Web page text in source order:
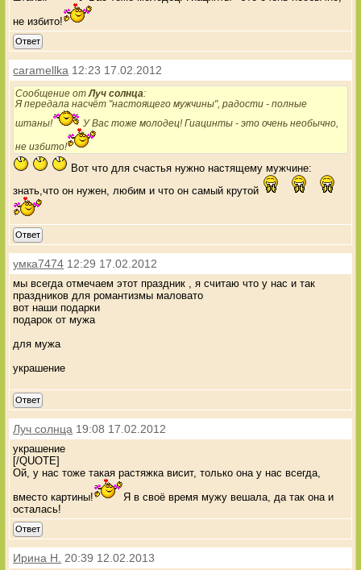
не избито!
Ответ
caramellka 12:23 17.02.2012
Сообщение отЛуч солнца:
Я передала насчёт "настоящего мужчины", радости - полные
штаны!
У Вас тоже молодец! Гиацинты - это очень необычно,
не избито!
Вот что для счастья нужно настящему мужчине:
знать,что он нужен, любим и что он самый крутой
Ответ
умка7474 12:29 17.02.2012
мы всегда отмечаем этот праздник , я считаю что у нас и так
праздников для романтизмы маловато
вот наши подарки
подарок от мужа
для мужа
украшение
Ответ
Луч солнца 19:08 17.02.2012
украшение
[/QUOTE]
Ой, у нас тоже такая растяжка висит, только она у нас всегда,
вместо картины!
Я в своё время мужу вешала, да так она и
осталась!
Ответ
Ирина Н. 20:39 12.02.2013